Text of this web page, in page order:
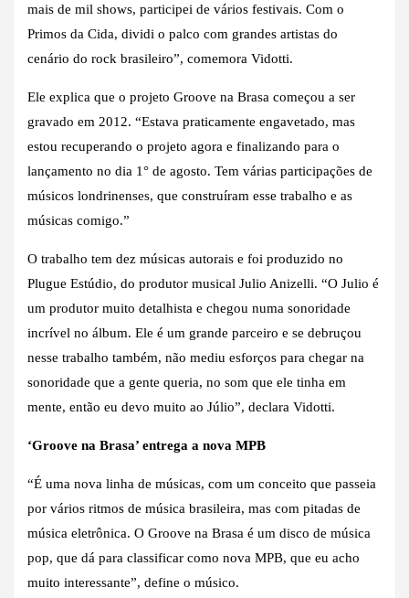
mais de mil shows, participei de vários festivais. Com o
Primos da Cida, dividi o palco com grandes artistas do
cenário do rock brasileiro”, comemora Vidotti.
Ele explica que o projeto Groove na Brasa começou a ser
gravado em 2012. “Estava praticamente engavetado, mas
estou recuperando o projeto agora e finalizando para o
lançamento no dia 1° de agosto. Tem várias participações de
músicos londrinenses, que construíram esse trabalho e as
músicas comigo.”
O trabalho tem dez músicas autorais e foi produzido no
Plugue Estúdio, do produtor musical Julio Anizelli. “O Julio é
um produtor muito detalhista e chegou numa sonoridade
incrível no álbum. Ele é um grande parceiro e se debruçou
nesse trabalho também, não mediu esforços para chegar na
sonoridade que a gente queria, no som que ele tinha em
mente, então eu devo muito ao Júlio”, declara Vidotti.
‘Groove na Brasa’ entrega a nova MPB
“É uma nova linha de músicas, com um conceito que passeia
por vários ritmos de música brasileira, mas com pitadas de
música eletrônica. O Groove na Brasa é um disco de música
pop, que dá para classificar como nova MPB, que eu acho
muito interessante”, define o músico.